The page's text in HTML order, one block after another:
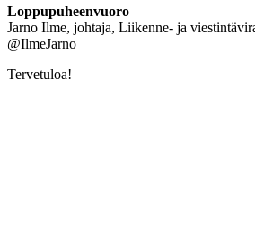
Loppupuheenvuoro
Jarno Ilme, johtaja, Liikenne- ja
@IlmeJarno
Tervetuloa!